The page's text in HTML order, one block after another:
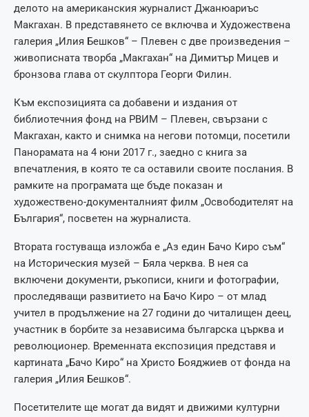
делото на американския журналист Джанюариъс
Макгахан. В представянето се включва и Художествена
галерия „Илия Бешков“ – Плевен с две произведения –
живописната творба „Макгахан“ на Димитър Мицев и
бронзова глава от скулптора Георги Филин.
Към експозицията са добавени и издания от
библиотечния фонд на РВИМ – Плевен, свързани с
Макгахан, както и снимка на негови потомци, посетили
Панорамата на 4 юни 2017 г., заедно с книга за
впечатления, в която те са оставили своите послания. В
рамките на програмата ще бъде показан и
художествено-документалният филм „Освободителят на
България“, посветен на журналиста.
Втората гостуваща изложба е „Аз един Бачо Киро съм“
на Историческия музей – Бяла черква. В нея са
включени документи, ръкописи, книги и фотографии,
проследяващи развитието на Бачо Киро – от млад
учител в продължение на 27 години до читалищен деец,
участник в борбите за независима българска църква и
революционер. Временната експозиция представя и
картината „Бачо Киро“ на Христо Бояджиев от фонда на
галерия „Илия Бешков“.
Посетителите ще могат да видят и движими културни